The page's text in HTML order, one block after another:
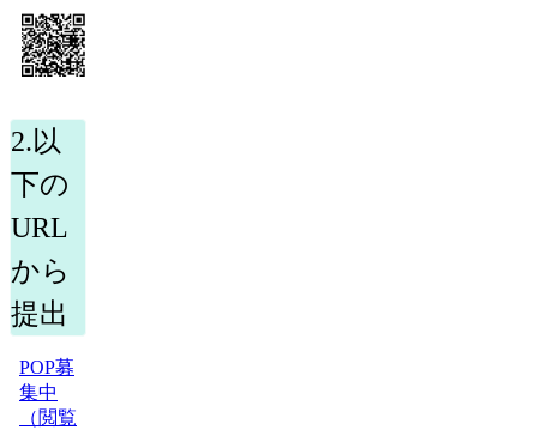
2.以
下の
URL
から
提出
POP募
集中
（閲覧